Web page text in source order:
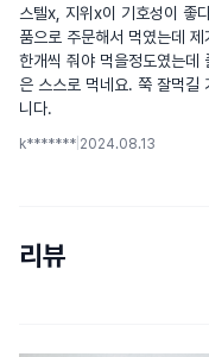
스텔x, 지위x이 기호성이 좋
품으로 주문해서 먹였는데 제
한개씩 줘야 먹을정도였는데
은 스스로 먹네요. 쭉 잘먹길
니다.
k******* 2024.08.13
리뷰